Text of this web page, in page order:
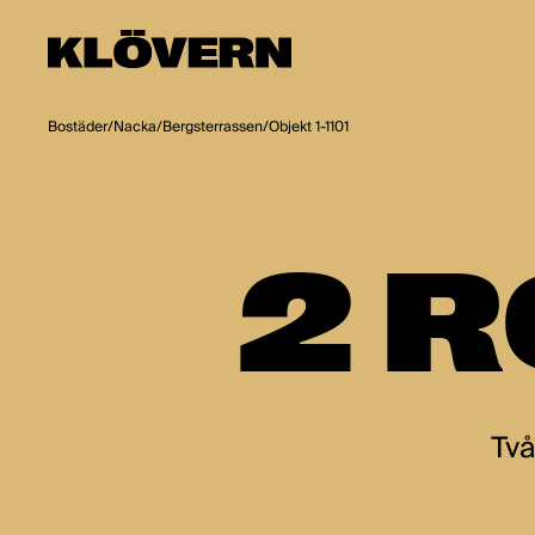
Bostäder/Nacka/Bergsterrassen/Objekt 1-1101
2